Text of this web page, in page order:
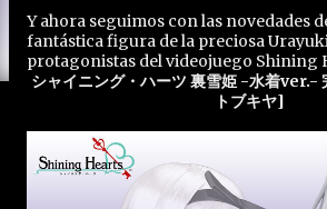
Y ahora seguimos con las novedades
fantástica figura de la preciosa
protagonistas del videojuego Shining
シャイニング・ハーツ 裏雪姫 -水着ver.-
トブキヤ]